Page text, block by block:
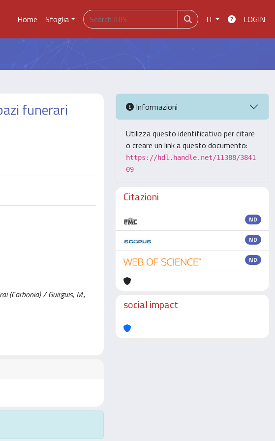
Home Sfoglia IT LOGIN
funerari
(Carbonia) / Guirguis, M.,
Informazioni
Utilizza questo identificativo per citare
o creare un link a questo documento:
https://hdl.handle.net/11388/3841
09
Citazioni
ND
ND
ND
social impact